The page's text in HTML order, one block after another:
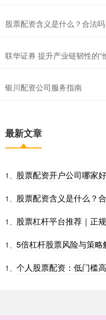
股票配资含义是什么？合法
联华证券 提升产业链韧性的“
银川配资公司服务指南
最新文章
1、 股票配资开户公司哪家
1、 股票配资含义是什么？
1、 股票杠杆平台推荐｜正
1、 5倍杠杆股票风险与策略
1、 个人股票配资：低门槛